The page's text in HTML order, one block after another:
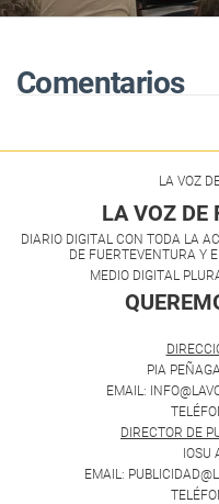
Comentarios
LA VOZ
LA VOZ DE
DIARIO DIGITAL CON TODA LA
DE FUERTEVENTURA Y
MEDIO DIGITAL
PIA
EMAIL:
DIRECTOR DE
IOSU
EMAIL: